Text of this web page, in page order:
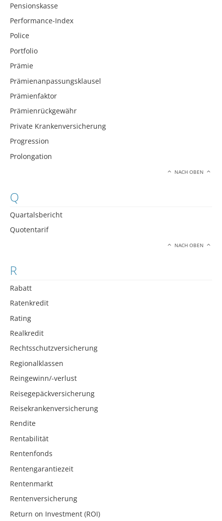
Pensionskasse
Performance-Index
Police
Portfolio
Prämie
Prämienanpassungsklausel
Prämienfaktor
Prämienrückgewähr
Private Krankenversicherung
Progression
Prolongation
NACH OBEN
Q
Quartalsbericht
Quotentarif
NACH OBEN
R
Rabatt
Ratenkredit
Rating
Realkredit
Rechtsschutzversicherung
Regionalklassen
Reingewinn/-verlust
Reisegepäckversicherung
Reisekrankenversicherung
Rendite
Rentabilität
Rentenfonds
Rentengarantiezeit
Rentenmarkt
Rentenversicherung
Return on Investment (ROI)